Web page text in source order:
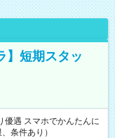
】短期スタッ
遇 スマホでかんたんに
条件あり）